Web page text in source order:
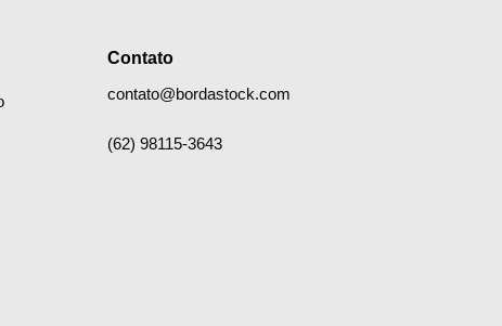
Contato
contato@bordastock.com
(62) 98115-3643